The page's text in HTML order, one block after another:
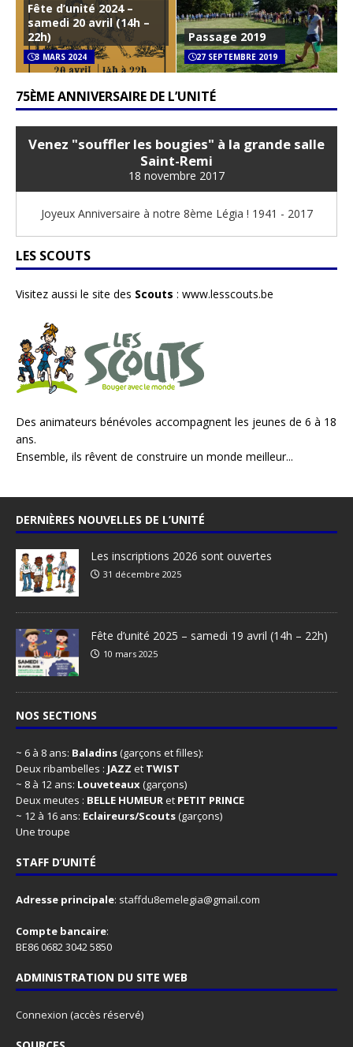
Fête d’unité 2024 –
samedi 20 avril (14h –
22h)
3 MARS 2024
Passage 2019
27 SEPTEMBRE 2019
75ÈME ANNIVERSAIRE DE L’UNITÉ
Venez "souffler les bougies" à la grande salle
Saint-Remi
18 novembre 2017
Joyeux Anniversaire à notre 8ème Légia ! 1941 - 2017
LES SCOUTS
Visitez aussi le site des Scouts : www.lesscouts.be
Des animateurs bénévoles accompagnent les jeunes de 6 à 18
ans.
Ensemble, ils rêvent de construire un monde meilleur...
DERNIÈRES NOUVELLES DE L’UNITÉ
Les inscriptions 2026 sont ouvertes
31 décembre 2025
Fête d’unité 2025 – samedi 19 avril (14h – 22h)
10 mars 2025
NOS SECTIONS
~ 6 à 8 ans: Baladins(garçons et filles):
Deux ribambelles : JAZZ et TWIST
~ 8 à 12 ans: Louveteaux(garçons)
Deux meutes : BELLE HUMEURet PETIT PRINCE
~ 12 à 16 ans: Eclaireurs/Scouts(garçons)
Une troupe
STAFF D’UNITÉ
Adresse principale: staffdu8emelegia@gmail.com
Compte bancaire:
BE86 0682 3042 5850
ADMINISTRATION DU SITE WEB
Connexion (accès réservé)